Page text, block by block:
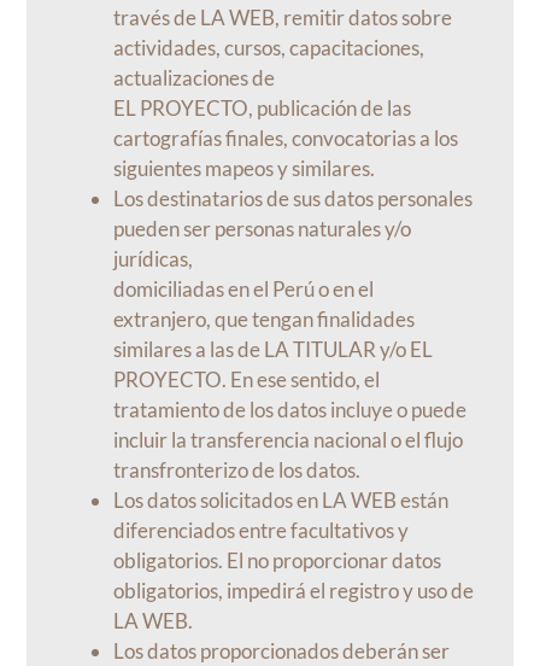
través de LA WEB, remitir datos sobre
actividades, cursos, capacitaciones,
actualizaciones de
EL PROYECTO, publicación de las
cartografías finales, convocatorias a los
siguientes mapeos y similares.
Los destinatarios de sus datos personales
pueden ser personas naturales y/o
jurídicas,
domiciliadas en el Perú o en el
extranjero, que tengan finalidades
similares a las de LA TITULAR y/o EL
PROYECTO. En ese sentido, el
tratamiento de los datos incluye o puede
incluir la transferencia nacional o el flujo
transfronterizo de los datos.
Los datos solicitados en LA WEB están
diferenciados entre facultativos y
obligatorios. El no proporcionar datos
obligatorios, impedirá el registro y uso de
LA WEB.
Los datos proporcionados deberán ser